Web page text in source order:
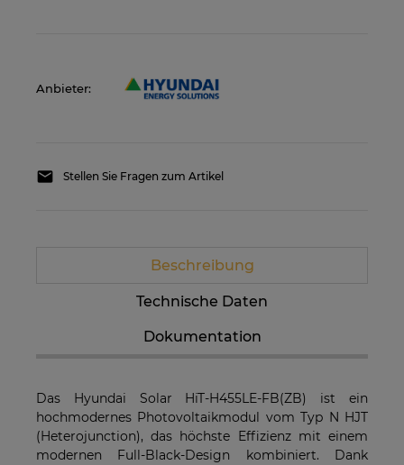
Anbieter:
Stellen Sie Fragen zum Artikel
Beschreibung
Technische Daten
Dokumentation
Das Hyundai Solar HiT-H455LE-FB(ZB) ist ein
hochmodernes Photovoltaikmodul vom Typ N HJT
(Heterojunction), das höchste Effizienz mit einem
modernen Full-Black-Design kombiniert. Dank